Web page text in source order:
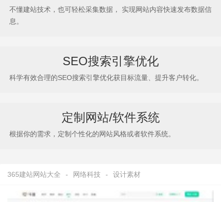
不懂建站技术，也可轻松采集数据， 实现网站内容快速发布数据信
息。
SEO搜索引擎优化
科学有效合理的SEO搜索引擎优化获目标流量、提升客户转化。
定制网站/软件系统
根据你的需求，定制个性化的网站风格或者软件系统。
365建站网站大全 - 网络科技 - 设计素材